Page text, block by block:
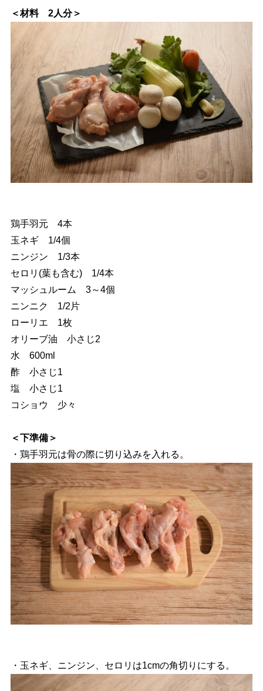
＜材料 2人分＞
鶏手羽元 4本
玉ネギ 1/4個
ニンジン 1/3本
セロリ(葉も含む) 1/4本
マッシュルーム 3～4個
ニンニク 1/2片
ローリエ 1枚
オリーブ油 小さじ2
水 600ml
酢 小さじ1
塩 小さじ1
コショウ 少々
＜下準備＞
・鶏手羽元は骨の際に切り込みを入れる。
・玉ネギ、ニンジン、セロリは1cmの角切りにする。